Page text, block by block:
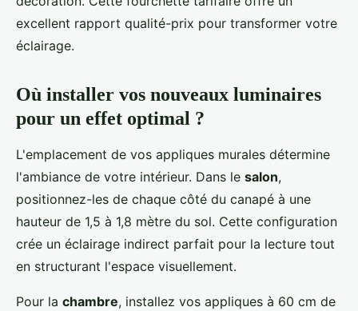
excellent rapport qualité-prix pour transformer votre
éclairage.
Où installer vos nouveaux luminaires
pour un effet optimal ?
L'emplacement de vos appliques murales détermine
l'ambiance de votre intérieur. Dans le salon,
positionnez-les de chaque côté du canapé à une
hauteur de 1,5 à 1,8 mètre du sol. Cette configuration
crée un éclairage indirect parfait pour la lecture tout
en structurant l'espace visuellement.
Pour la chambre, installez vos appliques à 60 cm de